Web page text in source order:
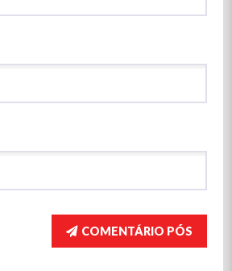
COMENTÁRIO PÓS